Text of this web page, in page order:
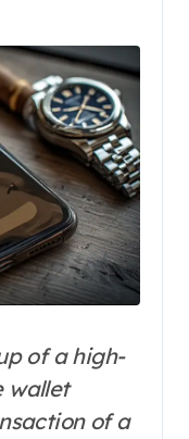
of a high-
wallet
of a